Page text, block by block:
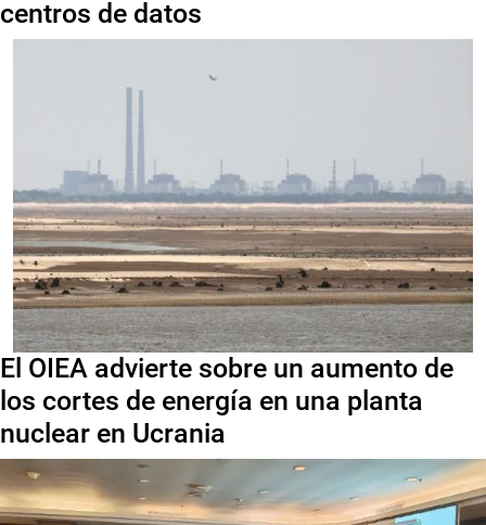
centros de datos
El OIEA advierte sobre un aumento de
los cortes de energía en una planta
nuclear en Ucrania